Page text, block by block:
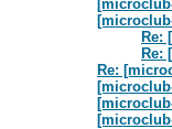
Re:
Re:
Re: